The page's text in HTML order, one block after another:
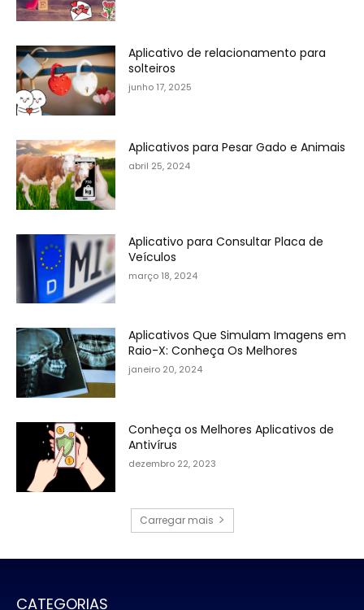
Aplicativo de relacionamento para
solteiros
junho 17, 2025
Aplicativos para Pesar Gado e Animais
abril 25, 2024
Aplicativo para Consultar Placa de
Veículos
março 18, 2024
Aplicativos Que Simulam Imagens em
Raio-X: Conheça Os Melhores
janeiro 20, 2024
Conheça os Melhores Aplicativos de
Antivírus
dezembro 22, 2023
Carregar mais
CATEGORIAS